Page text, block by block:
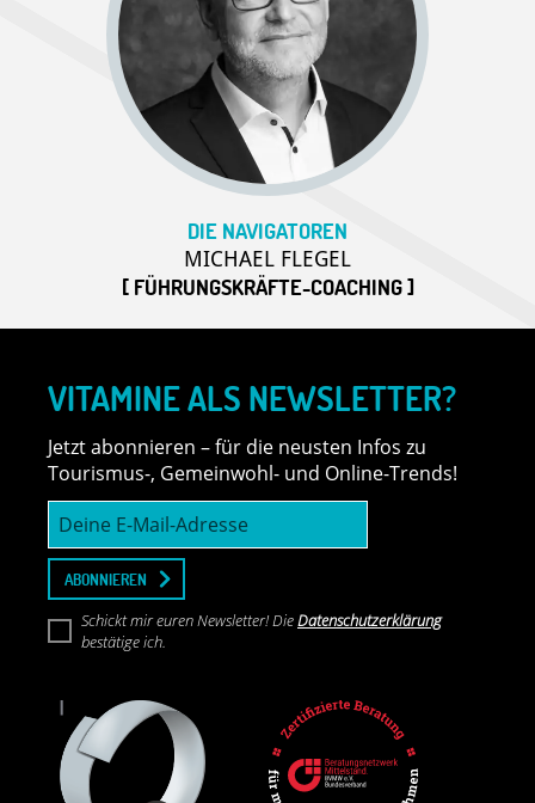
DIE NAVIGATOREN
MICHAEL FLEGEL
[ FÜHRUNGSKRÄFTE-COACHING ]
VITAMINE ALS NEWSLETTER?
Jetzt abonnieren – für die neusten Infos zu
Tourismus-, Gemeinwohl- und Online-Trends!
E-
Mail-
Adresse
ABONNIEREN
Schickt mir euren Newsletter! DieDatenschutzerklärung
bestätige ich.